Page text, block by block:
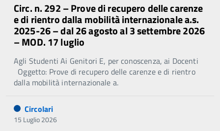
Circ. n. 292 – Prove di recupero delle carenze
e di rientro dalla mobilità internazionale a.s.
2025-26 – dal 26 agosto al 3 settembre 2026
– MOD. 17 luglio
Agli Studenti Ai Genitori E, per conoscenza, ai Docenti
Oggetto: Prove di recupero delle carenze e di rientro
dalla mobilità internazionale a.
Circolari
15 Luglio 2026